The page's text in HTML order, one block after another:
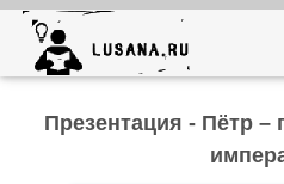
Презентация - Пётр –